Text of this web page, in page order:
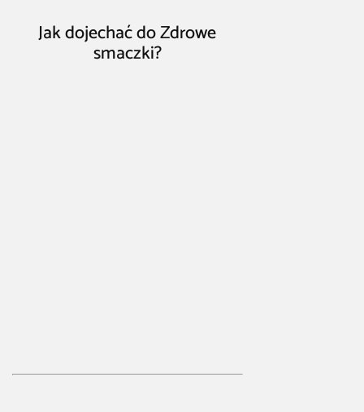
Jak dojechać do Zdrowe
smaczki?